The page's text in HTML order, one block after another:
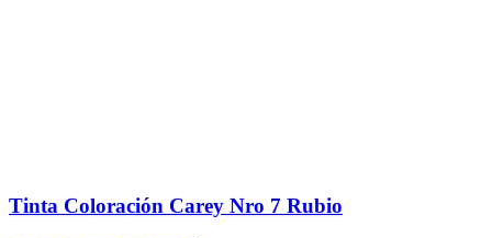
Tinta Coloración Carey Nro 7 Rubio